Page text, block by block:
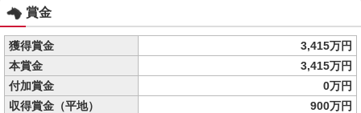
賞金
獲得賞金
3,415万円
本賞金
3,415万円
付加賞金
0万円
収得賞金（平地）
900万円